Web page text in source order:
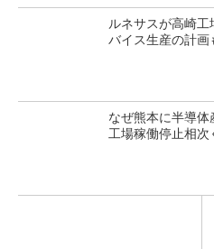
ルネサスが高崎
バイス生産の計画
なぜ熊本に半導
工場稼働停止相次